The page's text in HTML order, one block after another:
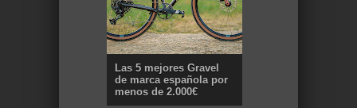
Las 5 mejores Gravel
de marca española por
menos de 2.000€